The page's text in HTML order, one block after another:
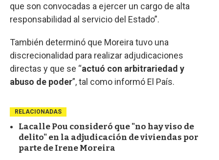
que son convocadas a ejercer un cargo de alta
responsabilidad al servicio del Estado”.
También determinó que Moreira tuvo una
discrecionalidad para realizar adjudicaciones
directas y que se “actuó con arbitrariedad y
abuso de poder”, tal como informó El País.
RELACIONADAS
Lacalle Pou consideró que "no hay viso de
delito" en la adjudicación de viviendas por
parte de Irene Moreira